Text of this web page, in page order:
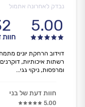
נבדק לאחרונה אתמול
5.00
דוידוב הרחקת יונים
רשתות איכותיות,
ומרפסות, ניקוי גגי...
חוות דעת של בני
5.00